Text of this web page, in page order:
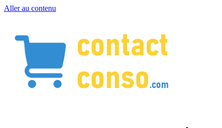
Aller au contenu